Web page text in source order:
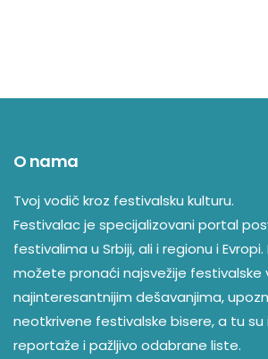
O nama
Tvoj vodič kroz festivalsku kulturu.
Festivalac je specijalizovani portal
festivalima u Srbiji, ali i regionu i
možete pronaći najsvežije festivalske
najinteresantnijim dešavanjima,
neotkrivene festivalske bisere, a tu su
reportaže i pažljivo odabrane liste.